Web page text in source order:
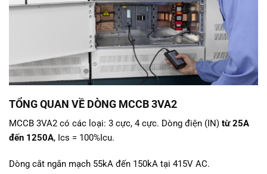
TỔNG QUAN VỀ DÒNG MCCB 3VA2
MCCB 3VA2 có các loại: 3 cực, 4 cực. Dòng điện (IN) từ 25A
đến 1250A, Ics = 100%Icu.
Dòng cắt ngắn mạch 55kA đến 150kA tại 415V AC.